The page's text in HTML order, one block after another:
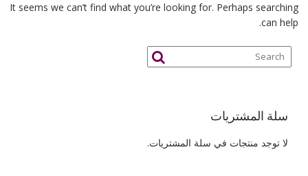
It seems we can’t find what you’re looking for. Perhaps searching
can help.
سلة المشتريات
لا توجد منتجات في سلة المشتريات.